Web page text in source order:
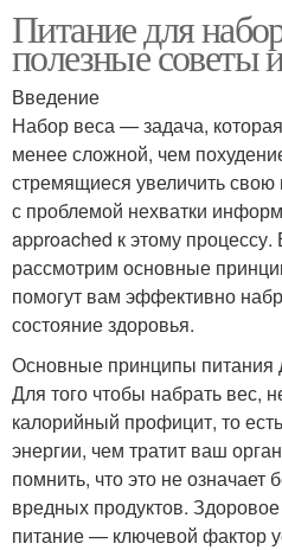
Питание для
полезные советы
Введение
Набор веса — задача,
менее сложной, чем
стремящиеся увеличить свою
с проблемой нехватки
approached к этому
рассмотрим основные
помогут вам эффективно
состояние здоровья.
Основные принципы питания
Для того чтобы набрать вес,
калорийный профицит, то
энергии, чем тратит ваш
помнить, что это не означает
вредных продуктов.
питание — ключевой фактор